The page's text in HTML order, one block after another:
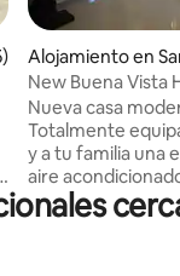
promedio: 4.94 de
Alojamiento en
New Buena Vista
Nueva casa
Totalmente
y a tu familia una
aire
para disfrutar del
calurosa